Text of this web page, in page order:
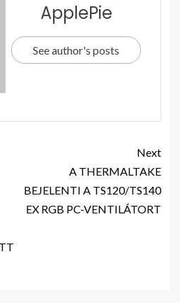
ApplePie
See author's posts
Next
A THERMALTAKE
BEJELENTI A TS120/TS140
EX RGB PC-VENTILÁTORT